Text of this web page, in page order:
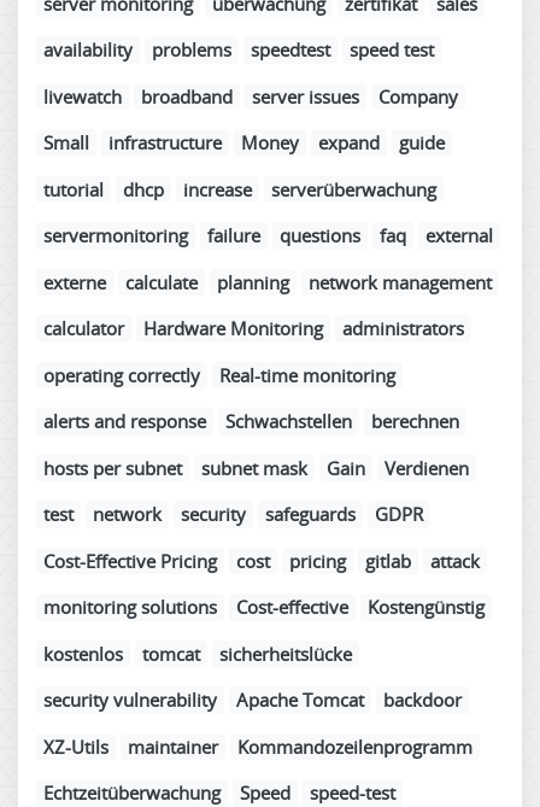
availability
problems speedtest
speed test
livewatch
broadband server issues
Company
Small
infrastructure Money expand
guide
tutorial
dhcp increase
serverüberwachung
servermonitoring
failure questions faq
external
externe
calculate planning
network management
calculator
Hardware Monitoring
administrators
operating correctly
Real-time monitoring
alerts and response
Schwachstellen
berechnen
hosts per subnet
subnet mask Gain
Verdienen
test
network security safeguards
GDPR
Cost-Effective Pricing
cost pricing gitlab
attack
monitoring solutions
Cost-effective
Kostengünstig
kostenlos
tomcat
sicherheitslücke
security vulnerability
Apache Tomcat
backdoor
XZ-Utils
maintainer
Kommandozeilenprogramm
Echtzeitüberwachung
Speed
speed-test